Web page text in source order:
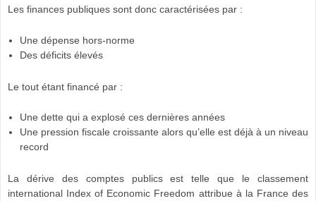
Les finances publiques sont donc caractérisées par :
Une dépense hors-norme
Des déficits élevés
Le tout étant financé par :
Une dette qui a explosé ces dernières années
Une pression fiscale croissante alors qu’elle est déjà à un niveau
record
La dérive des comptes publics est telle que le classement
international Index of Economic Freedom attribue à la France des